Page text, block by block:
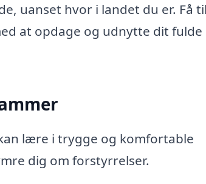
uanset hvor i landet du er. Få
at opdage og udnytte dit fulde
lære i trygge og komfortable
dig om forstyrrelser.